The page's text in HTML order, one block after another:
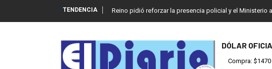
TENDENCIA Reino pidió reforzar la presencia policial y el Ministerio
DÓLAR
Compra: $1470